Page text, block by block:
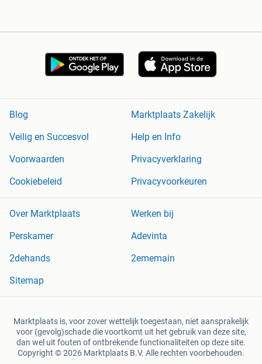
Blog
Marktplaats Zakelijk
Veilig en Succesvol
Help en Info
Voorwaarden
Privacyverklaring
Cookiebeleid
Privacyvoorkeuren
Over Marktplaats
Werken bij
Perskamer
Adevinta
2dehands
2ememain
Sitemap
Marktplaats is, voor zover wettelijk toegestaan, niet aansprakelijk
voor (gevolg)schade die voortkomt uit het gebruik van deze site,
dan wel uit fouten of ontbrekende functionaliteiten op deze site.
Copyright © 2026 Marktplaats B.V. Alle rechten voorbehouden.